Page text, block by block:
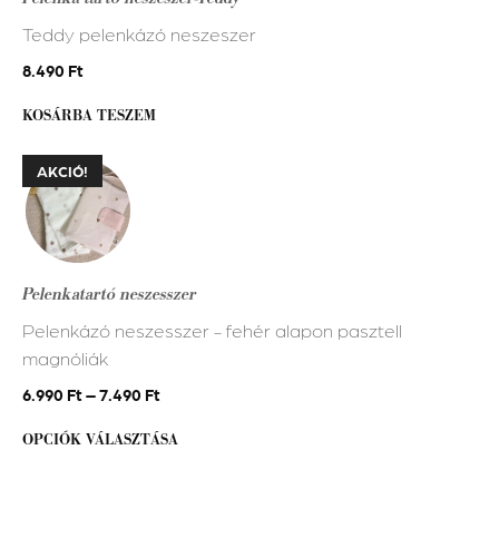
Teddy pelenkázó neszeszer
8.490 Ft
KOSÁRBA TESZEM
AKCIÓ!
Pelenkatartó neszesszer
Pelenkázó neszesszer - fehér alapon pasztell
magnóliák
6.990 Ft–7.490 Ft
OPCIÓK VÁLASZTÁSA
Ennek
a
terméknek
több
van.
A
változatok
a
választhatók